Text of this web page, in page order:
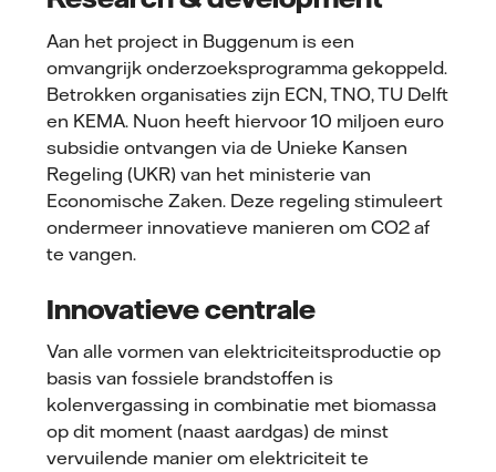
Aan het project in Buggenum is een
omvangrijk onderzoeksprogramma gekoppeld.
Betrokken organisaties zijn ECN, TNO, TU Delft
en KEMA. Nuon heeft hiervoor 10 miljoen euro
subsidie ontvangen via de Unieke Kansen
Regeling (UKR) van het ministerie van
Economische Zaken. Deze regeling stimuleert
ondermeer innovatieve manieren om CO2 af
te vangen.
Innovatieve centrale
Van alle vormen van elektriciteitsproductie op
basis van fossiele brandstoffen is
kolenvergassing in combinatie met biomassa
op dit moment (naast aardgas) de minst
vervuilende manier om elektriciteit te